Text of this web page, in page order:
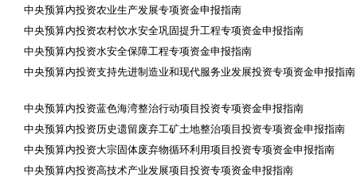
中央预算内投资农业生产发展专项资金申报指南
中央预算内投资农村饮水安全巩固提升工程专项资金申报指南
中央预算内投资水安全保障工程专项资金申报指南
中央预算内投资支持先进制造业和现代服务业发展投资专项资金申报指南
中央预算内投资蓝色海湾整治行动项目投资专项资金申报指南
中央预算内投资历史遗留废弃工矿土地整治项目投资专项资金申报指南
中央预算内投资大宗固体废弃物循环利用项目投资专项资金申报指南
中央预算内投资高技术产业发展项目投资专项资金申报指南